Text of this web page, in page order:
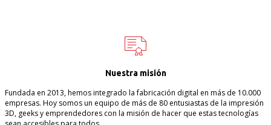
Nuestra misión
Fundada en 2013, hemos integrado la fabricación digital en más de 10.000
empresas. Hoy somos un equipo de más de 80 entusiastas de la impresión
3D, geeks y emprendedores con la misión de hacer que estas tecnologías